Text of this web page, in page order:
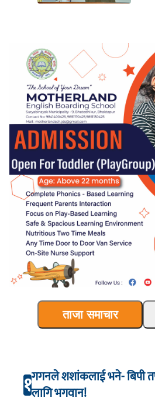
ताजा समाचार
१गगनले शशांकलाई भने- बिपी
लागि भगवान!